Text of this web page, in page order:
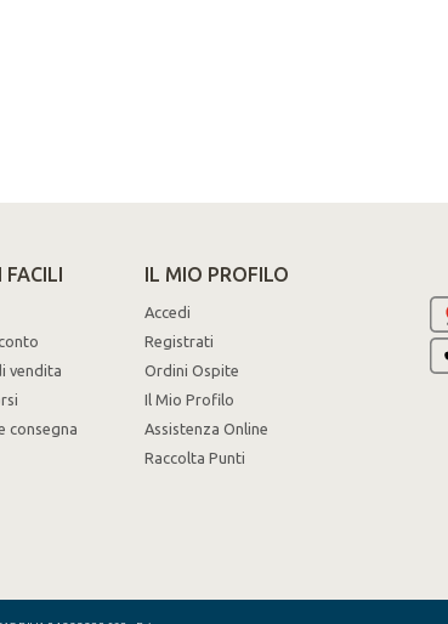
FACILI
vendita
consegna
IL MIO PROFILO
Accedi
Registrati
Ordini Ospite
Il Mio Profilo
Assistenza Online
Raccolta Punti